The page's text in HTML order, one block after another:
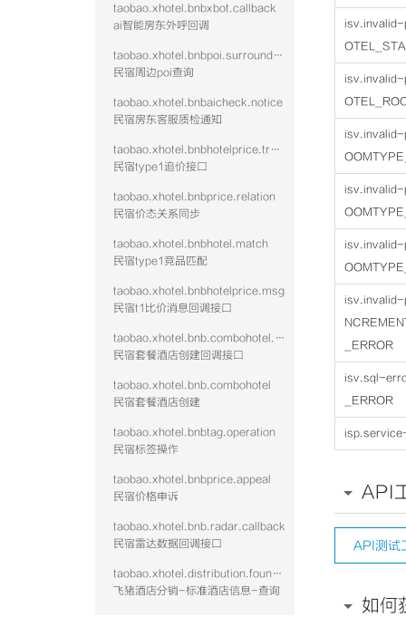
taobao.xhotel.bnbxbot.callback
ai智能房东外呼回调
taobao.xhotel.bnbpoi.surrounding
民宿周边poi查询
taobao.xhotel.bnbaicheck.notice
民宿房东客服质检通知
taobao.xhotel.bnbhotelprice.track
民宿type1追价接口
taobao.xhotel.bnbprice.relation
民宿价态关系同步
taobao.xhotel.bnbhotel.match
民宿type1竞品匹配
taobao.xhotel.bnbhotelprice.msg
民宿t1比价消息回调接口
taobao.xhotel.bnb.combohotel.callback
民宿套餐酒店创建回调接口
taobao.xhotel.bnb.combohotel
民宿套餐酒店创建
taobao.xhotel.bnbtag.operation
民宿标签操作
taobao.xhotel.bnbprice.appeal
民宿价格申诉
taobao.xhotel.bnb.radar.callback
民宿雷达数据回调接口
taobao.xhotel.distribution.foundation.hotel.query
飞猪酒店分销-标准酒店信息-查询
isv.invalid-
isv.invalid-
isv.invalid-
isv.invalid-
isv.invalid-
isv.invalid-
_ERROR
isv.sql-
_ERROR
API
API测试
如何